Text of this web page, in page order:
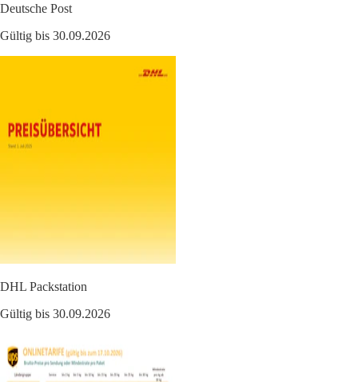
Deutsche Post
Gültig bis 30.09.2026
DHL Packstation
Gültig bis 30.09.2026